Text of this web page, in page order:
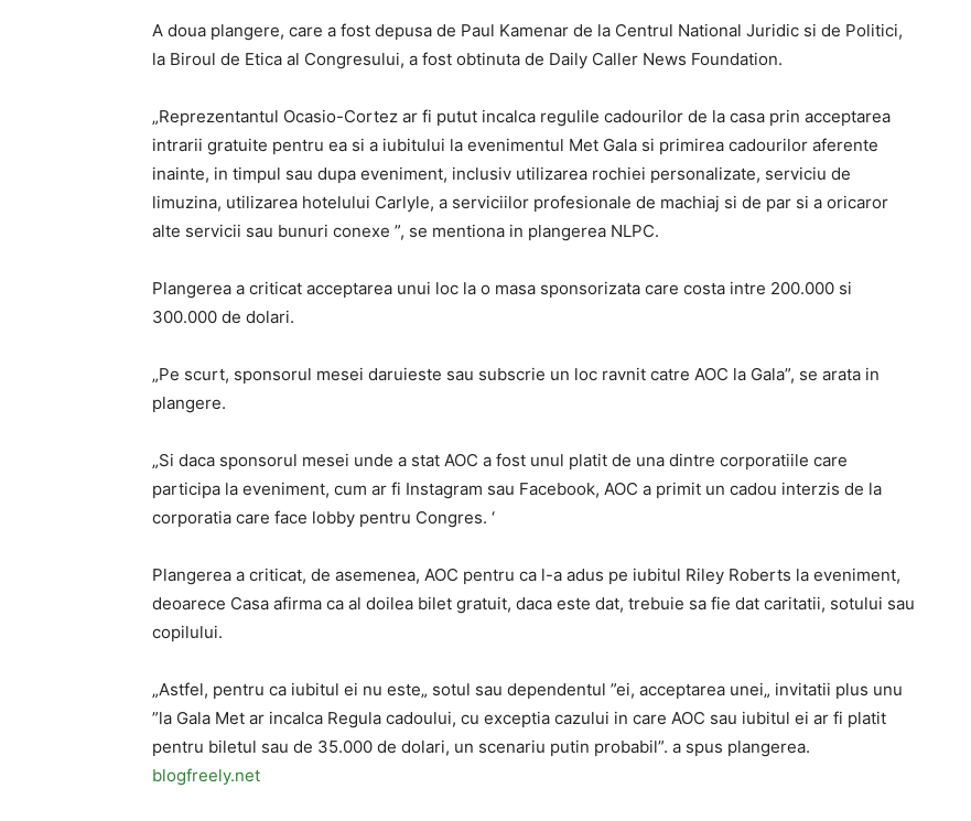
A doua plangere, care a fost depusa de Paul Kamenar de la Centrul National Juridic si de Politici,
la Biroul de Etica al Congresului, a fost obtinuta de Daily Caller News Foundation.
„Reprezentantul Ocasio-Cortez ar fi putut incalca regulile cadourilor de la casa prin acceptarea
intrarii gratuite pentru ea si a iubitului la evenimentul Met Gala si primirea cadourilor aferente
inainte, in timpul sau dupa eveniment, inclusiv utilizarea rochiei personalizate, serviciu de
limuzina, utilizarea hotelului Carlyle, a serviciilor profesionale de machiaj si de par si a oricaror
alte servicii sau bunuri conexe ”, se mentiona in plangerea NLPC.
Plangerea a criticat acceptarea unui loc la o masa sponsorizata care costa intre 200.000 si
300.000 de dolari.
„Pe scurt, sponsorul mesei daruieste sau subscrie un loc ravnit catre AOC la Gala”, se arata in
plangere.
„Si daca sponsorul mesei unde a stat AOC a fost unul platit de una dintre corporatiile care
participa la eveniment, cum ar fi Instagram sau Facebook, AOC a primit un cadou interzis de la
corporatia care face lobby pentru Congres. ‘
Plangerea a criticat, de asemenea, AOC pentru ca l-a adus pe iubitul Riley Roberts la eveniment,
deoarece Casa afirma ca al doilea bilet gratuit, daca este dat, trebuie sa fie dat caritatii, sotului sau
copilului.
„Astfel, pentru ca iubitul ei nu este„ sotul sau dependentul ”ei, acceptarea unei„ invitatii plus unu
”la Gala Met ar incalca Regula cadoului, cu exceptia cazului in care AOC sau iubitul ei ar fi platit
pentru biletul sau de 35.000 de dolari, un scenariu putin probabil”. a spus plangerea.
blogfreely.net